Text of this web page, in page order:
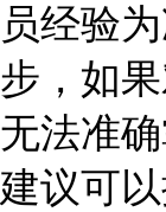
员经验
步，如
无法准
建议可